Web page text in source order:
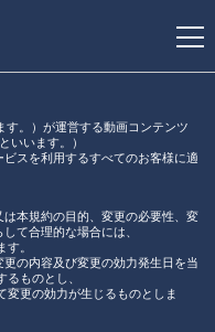
す。）が運営する動画コンテンツ
いいます。）
スを利用するすべてのお客様に適
本規約の目的、変更の必要性、変
て合理的な場合には、
す。
の内容及び変更の効力発生日を当
ものとし、
変更の効力が生じるものとしま